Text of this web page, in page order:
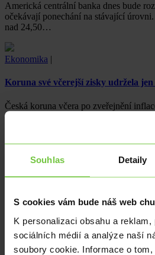
Souhlas Detaily
S cookies vám bude náš web
K personalizaci obsahu a
sociálních médií a analýze naší
soubory cookie. Informace o
Americká centrální banka dnes bude
očekávají ponechání na stávající
nad 24,50…
Ekonomika |
Koruna své včerejší zisky udržela
Česká koruna včera po zveřejnění
nakonec udržela jen vůči maďarskému
Ekonomika|
Páteční data z amerického trhu práce
amerického dolaru. Směřuje USA k
Z domova| EUR|USD